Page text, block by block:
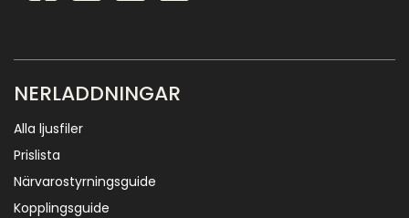
NERLADDNINGAR
Alla ljusfiler
Prislista
Närvarostyrningsguide
Kopplingsguide